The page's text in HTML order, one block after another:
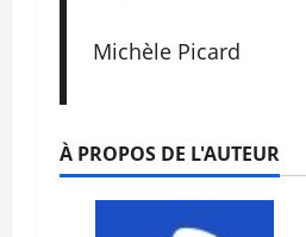
Michèle Picard
À PROPOS DE L'AUTEUR